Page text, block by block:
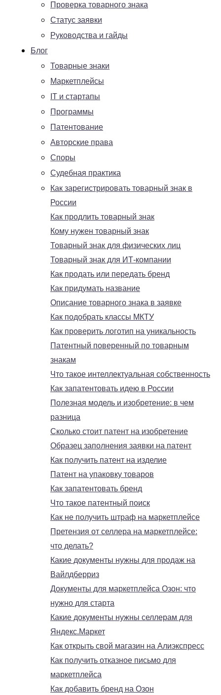
Проверка товарного знака
Статус заявки
Руководства и гайды
Блог
Товарные знаки
Маркетплейсы
IT и стартапы
Программы
Патентование
Авторские права
Споры
Судебная практика
Как зарегистрировать товарный знак в
России
Как продлить товарный знак
Кому нужен товарный знак
Товарный знак для физических лиц
Товарный знак для ИТ-компании
Как продать или передать бренд
Как придумать название
Описание товарного знака в заявке
Как подобрать классы МКТУ
Как проверить логотип на уникальность
Патентный поверенный по товарным
знакам
Что такое интеллектуальная собственность
Как запатентовать идею в России
Полезная модель и изобретение: в чем
разница
Сколько стоит патент на изобретение
Образец заполнения заявки на патент
Как получить патент на изделие
Патент на упаковку товаров
Как запатентовать бренд
Что такое патентный поиск
Как не получить штраф на маркетплейсе
Претензия от селлера на маркетплейсе:
что делать?
Какие документы нужны для продаж на
Вайлдберриз
Документы для маркетплейса Озон: что
нужно для старта
Какие документы нужны селлерам для
Яндекс.Маркет
Как открыть свой магазин на Алиэкспресс
Как получить отказное письмо для
маркетплейса
Как добавить бренд на Озон